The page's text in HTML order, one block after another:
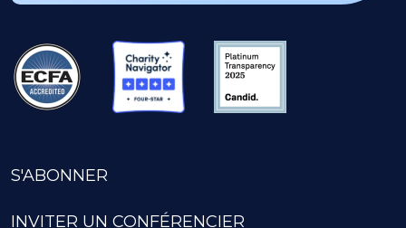
S'ABONNER
INVITER UN CONFÉRENCIER